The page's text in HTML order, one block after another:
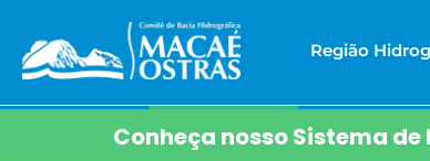
Região
Conheça nosso Sistema